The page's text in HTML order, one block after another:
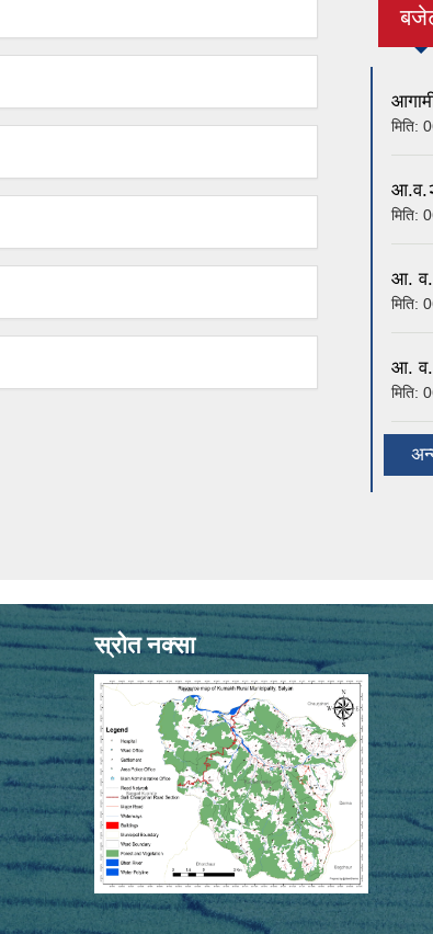
मिति:
मिति:
आ. व.
मिति:
आ. व.
मिति:
स्रोत नक्सा